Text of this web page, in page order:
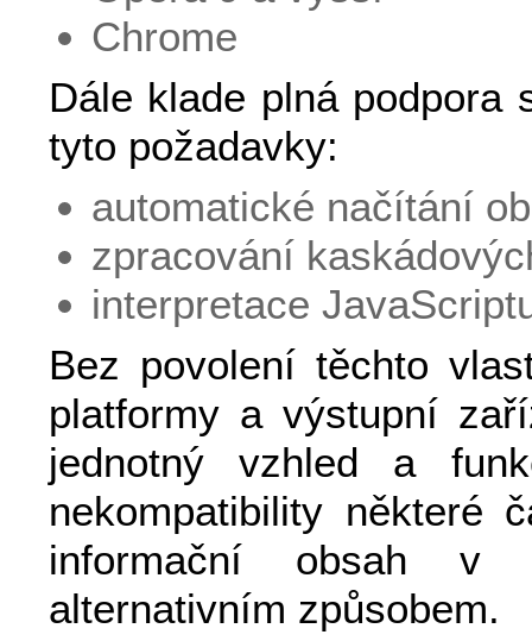
Chrome
Dále klade plná podpora
tyto požadavky:
automatické načítání
zpracování
interpretace
Bez povolení těchto
platformy a výstupní
jednotný vzhled a
nekompatibility některé
informační obsah v
alternativním způsobem.